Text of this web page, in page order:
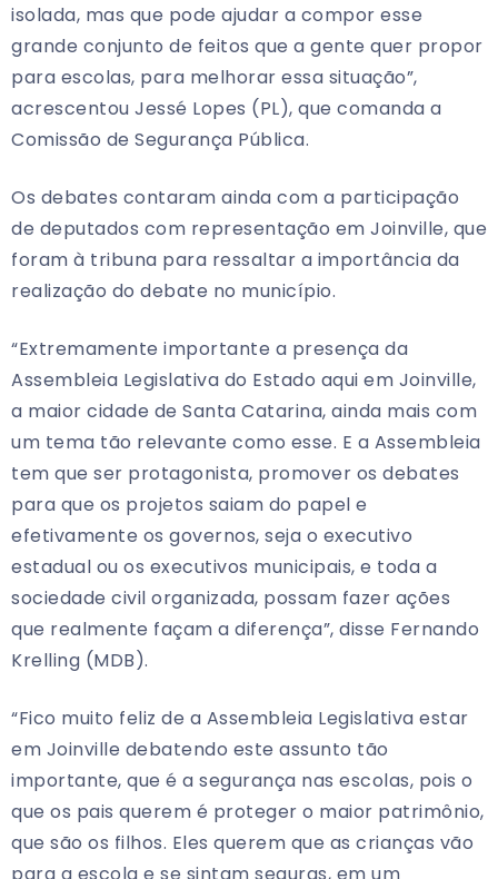
isolada, mas que pode ajudar a compor esse
grande conjunto de feitos que a gente quer propor
para escolas, para melhorar essa situação”,
acrescentou Jessé Lopes (PL), que comanda a
Comissão de Segurança Pública.
Os debates contaram ainda com a participação
de deputados com representação em Joinville, que
foram à tribuna para ressaltar a importância da
realização do debate no município.
“Extremamente importante a presença da
Assembleia Legislativa do Estado aqui em Joinville,
a maior cidade de Santa Catarina, ainda mais com
um tema tão relevante como esse. E a Assembleia
tem que ser protagonista, promover os debates
para que os projetos saiam do papel e
efetivamente os governos, seja o executivo
estadual ou os executivos municipais, e toda a
sociedade civil organizada, possam fazer ações
que realmente façam a diferença”, disse Fernando
Krelling (MDB).
“Fico muito feliz de a Assembleia Legislativa estar
em Joinville debatendo este assunto tão
importante, que é a segurança nas escolas, pois o
que os pais querem é proteger o maior patrimônio,
que são os filhos. Eles querem que as crianças vão